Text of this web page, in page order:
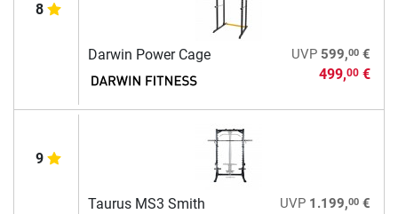
8
Darwin Power Cage UVP 599,00€
499,00€
9
Taurus MS3 Smith
UVP 1.199,00€